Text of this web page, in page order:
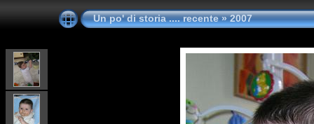
Un po' di storia .... recente»2007